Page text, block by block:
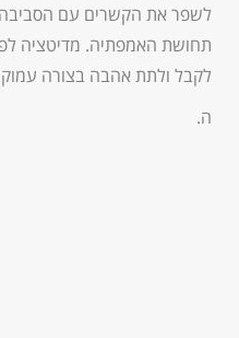
לשפר את הקשרים עם
תחושת האמפתיה. מדיטציה
לקבל ולתת אהבה בצורה
ה.